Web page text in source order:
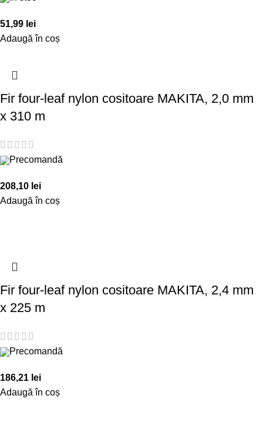
51,99 lei
Adaugă în coș
Fir four-leaf nylon cositoare MAKITA, 2,0 mm
x 310 m
Precomandă
208,10 lei
Adaugă în coș
Fir four-leaf nylon cositoare MAKITA, 2,4 mm
x 225 m
Precomandă
186,21 lei
Adaugă în coș